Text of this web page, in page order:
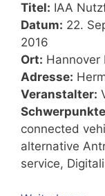
Titel: IAA
Datum: 22.
2016
Ort: Hannover
Adresse:
Veranstalter:
connected
alternative
service,